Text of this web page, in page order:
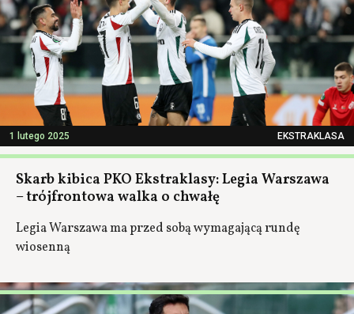
1 lutego 2025 EKSTRAKLASA
Skarb kibica PKO Ekstraklasy: Legia Warszawa
– trójfrontowa walka o chwałę
Legia Warszawa ma przed sobą wymagającą rundę
wiosenną